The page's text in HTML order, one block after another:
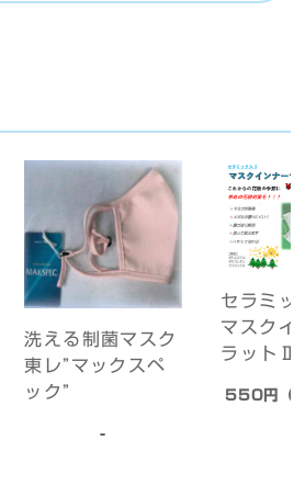
洗える制菌マスク
東レ”マックスペ
ック”
-
セラミッ
マスクイ
ラットⅡ
550円（